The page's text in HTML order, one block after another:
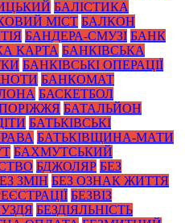
БАЛІСТИКА
МІСТ БАЛКОН
БАНДЕРА-СМУЗІ БАНК
КАРТА БАНКІВСЬКА
БАНКІВСЬКІ ОПЕРАЦІЇ
БАНКОМАТ
БАСКЕТБОЛ
БАТАЛЬЙОН
БАТЬКІВСЬКІ
БАТЬКІВЩИНА-МАТИ
БАХМУТСЬКИЙ
БДЖОЛЯР БЕЗ
ЗМІН БЕЗ ОЗНАК ЖИТТЯ
БЕЗВІЗ
БЕЗДІЯЛЬНІСТЬ